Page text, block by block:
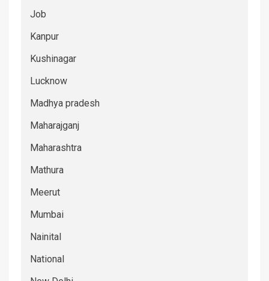
Job
Kanpur
Kushinagar
Lucknow
Madhya pradesh
Maharajganj
Maharashtra
Mathura
Meerut
Mumbai
Nainital
National